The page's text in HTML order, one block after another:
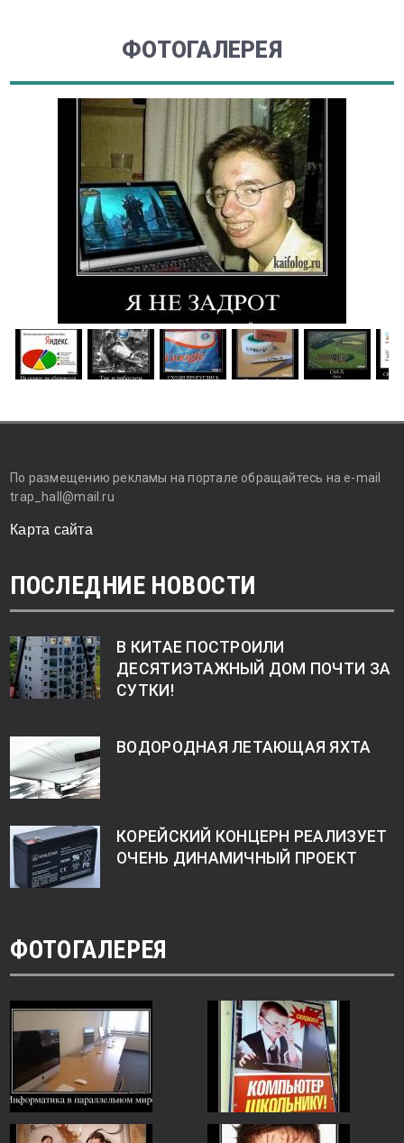
ФОТОГАЛЕРЕЯ
По размещению рекламы на портале обращайтесь на e-mail
trap_hall@mail.ru
Карта сайта
ПОСЛЕДНИЕ НОВОСТИ
В КИТАЕ ПОСТРОИЛИ
ДЕСЯТИЭТАЖНЫЙ ДОМ ПОЧТИ ЗА
СУТКИ!
ВОДОРОДНАЯ ЛЕТАЮЩАЯ ЯХТА
КОРЕЙСКИЙ КОНЦЕРН РЕАЛИЗУЕТ
ОЧЕНЬ ДИНАМИЧНЫЙ ПРОЕКТ
ФОТОГАЛЕРЕЯ